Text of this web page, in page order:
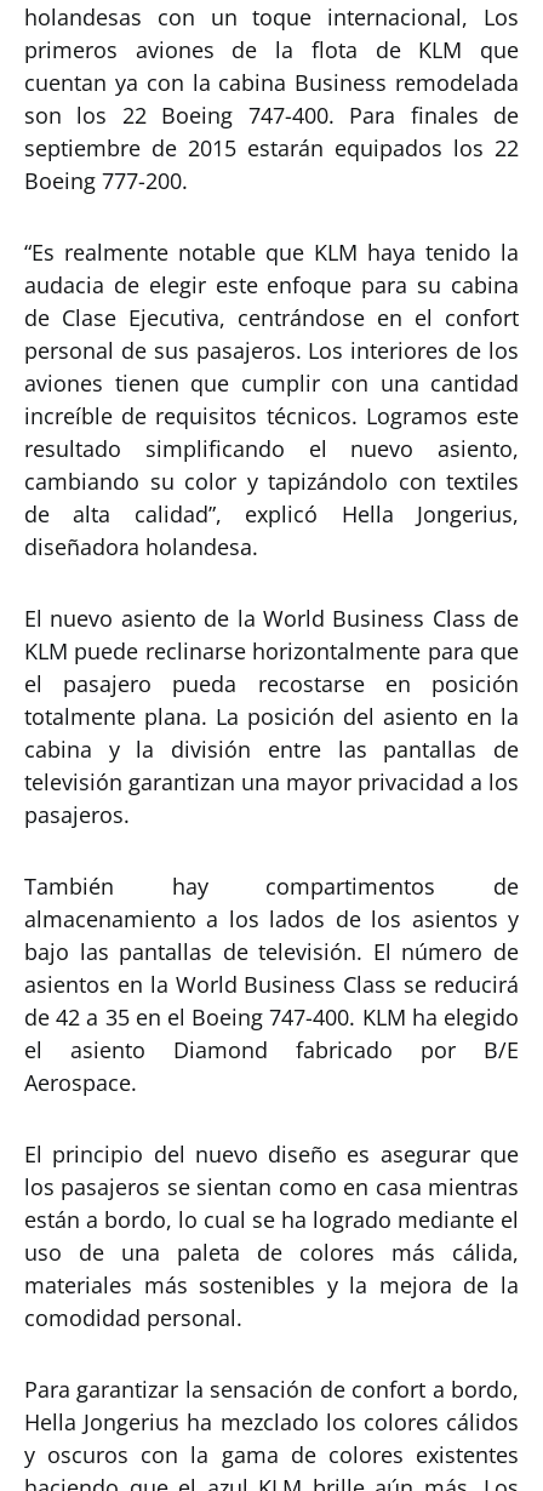
holandesas con un toque internacional, Los
primeros aviones de la flota de KLM que
cuentan ya con la cabina Business remodelada
son los 22 Boeing 747-400. Para finales de
septiembre de 2015 estarán equipados los 22
Boeing 777-200.
“Es realmente notable que KLM haya tenido la
audacia de elegir este enfoque para su cabina
de Clase Ejecutiva, centrándose en el confort
personal de sus pasajeros. Los interiores de los
aviones tienen que cumplir con una cantidad
increíble de requisitos técnicos. Logramos este
resultado simplificando el nuevo asiento,
cambiando su color y tapizándolo con textiles
de alta calidad”, explicó Hella Jongerius,
diseñadora holandesa.
El nuevo asiento de la World Business Class de
KLM puede reclinarse horizontalmente para que
el pasajero pueda recostarse en posición
totalmente plana. La posición del asiento en la
cabina y la división entre las pantallas de
televisión garantizan una mayor privacidad a los
pasajeros.
También hay compartimentos de
almacenamiento a los lados de los asientos y
bajo las pantallas de televisión. El número de
asientos en la World Business Class se reducirá
de 42 a 35 en el Boeing 747-400. KLM ha elegido
el asiento Diamond fabricado por B/E
Aerospace.
El principio del nuevo diseño es asegurar que
los pasajeros se sientan como en casa mientras
están a bordo, lo cual se ha logrado mediante el
uso de una paleta de colores más cálida,
materiales más sostenibles y la mejora de la
comodidad personal.
Para garantizar la sensación de confort a bordo,
Hella Jongerius ha mezclado los colores cálidos
y oscuros con la gama de colores existentes